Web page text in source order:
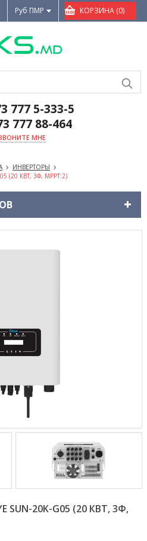
КОРЗИНА (0)
Руб ПМР
777 5-333-5
777 88-464
МНЕ
ИНВЕРТОРЫ
(20 КВТ, 3Ф, MPPT:2)
SUN-20K-G05 (20 КВТ, 3Ф,